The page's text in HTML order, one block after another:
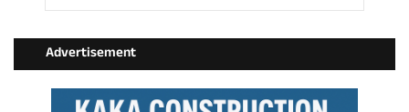
Advertisement